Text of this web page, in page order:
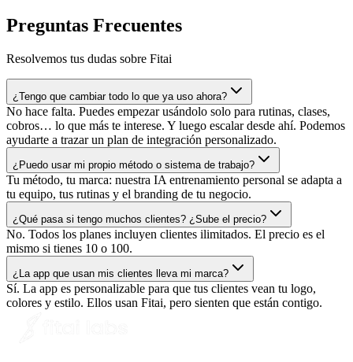
Preguntas Frecuentes
Resolvemos tus dudas sobre Fitai
¿Tengo que cambiar todo lo que ya uso ahora?
No hace falta. Puedes empezar usándolo solo para rutinas, clases,
cobros… lo que más te interese. Y luego escalar desde ahí. Podemos
ayudarte a trazar un plan de integración personalizado.
¿Puedo usar mi propio método o sistema de trabajo?
Tu método, tu marca: nuestra IA entrenamiento personal se adapta a
tu equipo, tus rutinas y el branding de tu negocio.
¿Qué pasa si tengo muchos clientes? ¿Sube el precio?
No. Todos los planes incluyen clientes ilimitados. El precio es el
mismo si tienes 10 o 100.
¿La app que usan mis clientes lleva mi marca?
Sí. La app es personalizable para que tus clientes vean tu logo,
colores y estilo. Ellos usan Fitai, pero sienten que están contigo.